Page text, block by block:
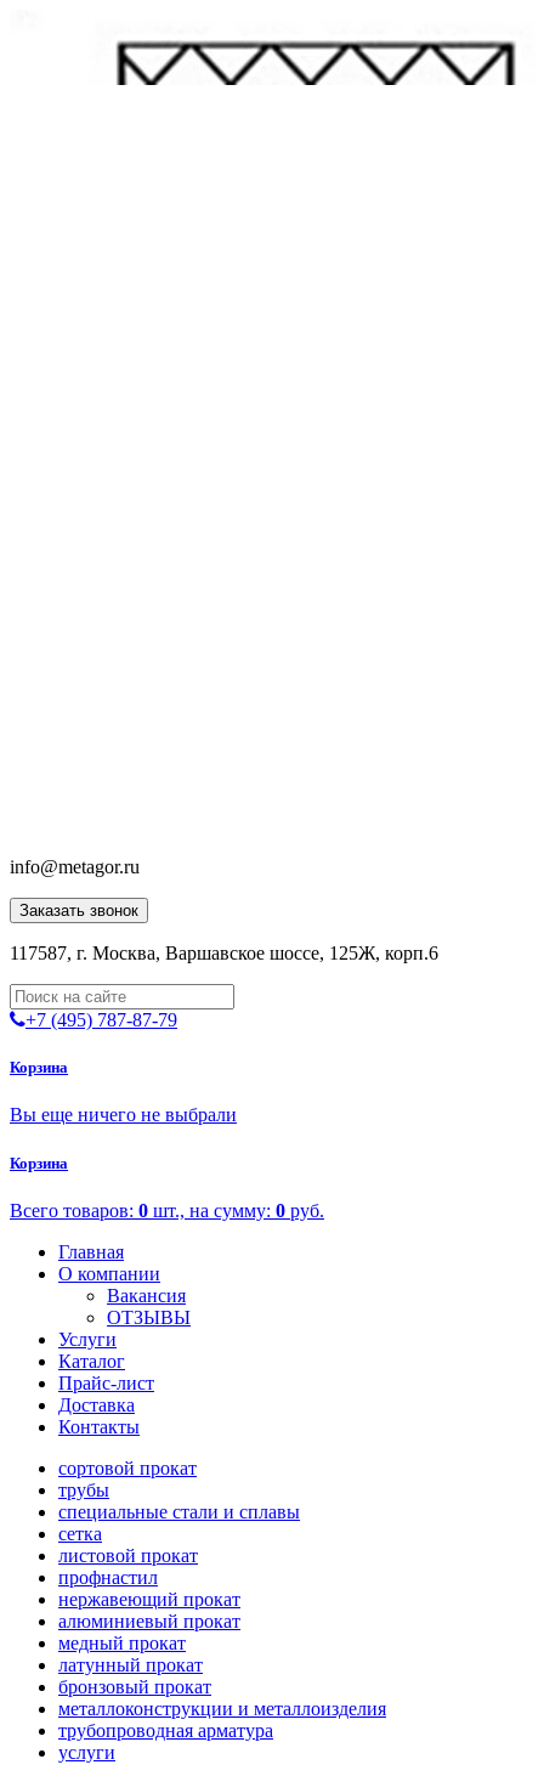
info@metagor.ru
Заказать звонок
117587, г. Москва, Варшавское шоссе, 125Ж, корп.6
+7 (495) 787-87-79
Корзина
Вы еще ничего не выбрали
Корзина
Всего товаров: 0 шт., на сумму: 0 руб.
Главная
О компании
Вакансия
ОТЗЫВЫ
Услуги
Каталог
Прайс-лист
Доставка
Контакты
сортовой прокат
трубы
специальные стали и сплавы
сетка
листовой прокат
профнастил
нержавеющий прокат
алюминиевый прокат
медный прокат
латунный прокат
бронзовый прокат
металлоконструкции и металлоизделия
трубопроводная арматура
услуги